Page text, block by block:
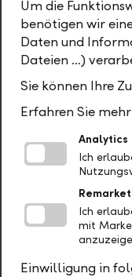
gestaltet
HR
Ein Blick
Am
Schweiz
Um die
benötigen wir
Daten und
Dateien …)
Sie können Ihre
Erfahren Sie
Analytics
Ich
Ich
mit
Einwilligung in